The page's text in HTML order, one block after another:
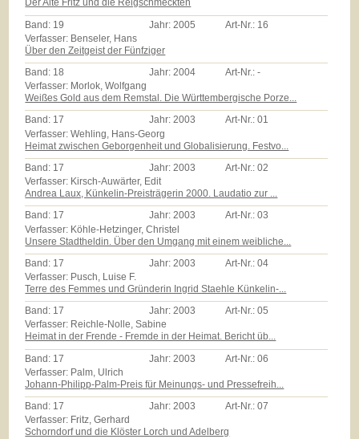
Der Alte Fritz und die Reigschmeckten
Band: 19 Jahr: 2005 Art-Nr.: 16
Verfasser: Benseler, Hans
Über den Zeitgeist der Fünfziger
Band: 18 Jahr:2004 Art-Nr.:-
Verfasser: Morlok, Wolfgang
Weißes Gold aus dem Remstal. Die Württembergische Porze...
Band: 17 Jahr:2003 Art-Nr.:01
Verfasser: Wehling, Hans-Georg
Heimat zwischen Geborgenheit und Globalisierung. Festvo...
Band: 17 Jahr:2003 Art-Nr.:02
Verfasser: Kirsch-Auwärter, Edit
Andrea Laux, Künkelin-Preisträgerin 2000. Laudatio zur ...
Band: 17 Jahr:2003 Art-Nr.:03
Verfasser: Köhle-Hetzinger, Christel
Unsere Stadtheldin. Über den Umgang mit einem weibliche...
Band: 17 Jahr: 2003 Art-Nr.:04
Verfasser: Pusch, Luise F.
Terre des Femmes und Gründerin Ingrid Staehle Künkelin-...
Band: 17 Jahr:2003 Art-Nr.:05
Verfasser: Reichle-Nolle, Sabine
Heimat in der Frende - Fremde in der Heimat. Bericht üb...
Band: 17 Jahr: 2003 Art-Nr.:06
Verfasser: Palm, Ulrich
Johann-Philipp-Palm-Preis für Meinungs- und Pressefreih...
Band: 17 Jahr:2003 Art-Nr.:07
Verfasser: Fritz, Gerhard
Schorndorf und die Klöster Lorch und Adelberg